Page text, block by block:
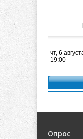
Опрос